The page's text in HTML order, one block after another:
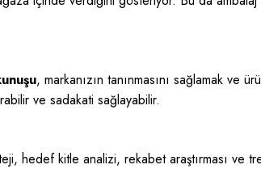
, markanızın tanınmasını sağlamak ve
ve sadakati sağlayabilir.
hedef kitle analizi, rekabet araştırması ve